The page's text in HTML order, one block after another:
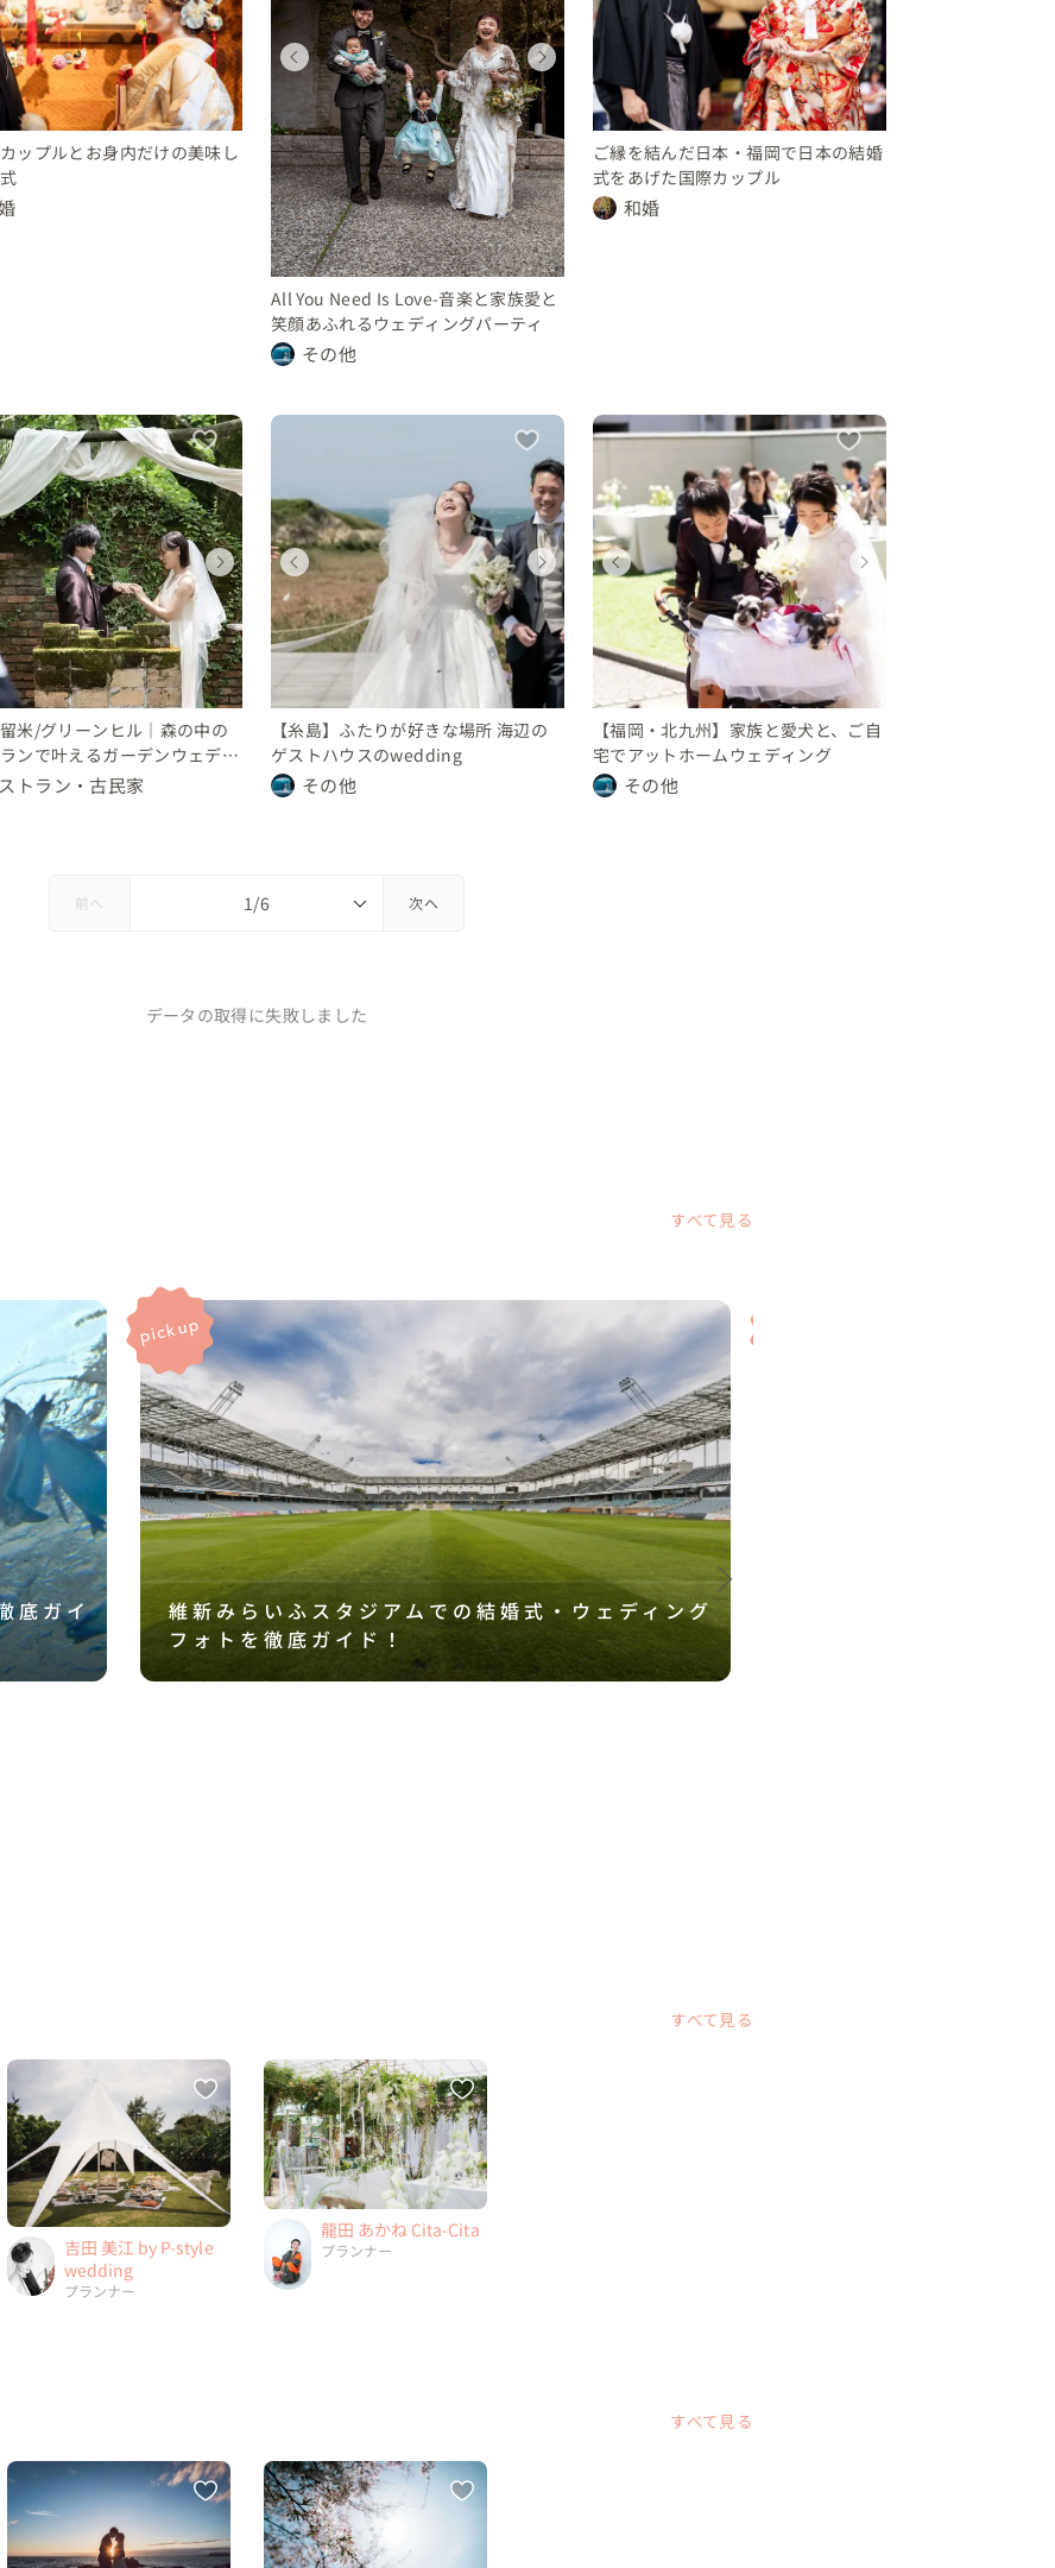
福岡県
10 〜 30 万円
福岡県
10 〜 30 万円
福岡県
10 〜 30 万円
福岡県
100 〜 150 万円
福岡県
100 〜 150 万円
福岡県
100 〜 150 万円
ップルとお身内だけの美味し
ウェディング
福岡県
200 〜 250 万円
ウェディング
福岡県
200 〜 250 万円
ウェディング
福岡県
200 〜 250 万円
All You Need Is Love-音楽と家族愛と
笑顔あふれるウェディングパーティ
その他
福岡県
30 〜 50 万円
福岡県
30 〜 50 万円
福岡県
30 〜 50 万円
ご縁を結んだ日本・福岡で日本の結婚
式をあげた国際カップル
和婚
ウェディング
福岡県
250 〜 300 万円
ウェディング
福岡県
250 〜 300 万円
ウェディング
福岡県
250 〜 300 万円
ウェディング
福岡県
300 〜 350 万円
ウェディング
福岡県
300 〜 350 万円
ウェディング
福岡県
300 〜 350 万円
米/グリーンヒル｜森の中の
ンで叶えるガーデンウェディ
トラン・古民家
ウェディング
福岡県
250 〜 300 万円
ウェディング
福岡県
250 〜 300 万円
ウェディング
福岡県
250 〜 300 万円
【糸島】ふたりが好きな場所 海辺の
ゲストハウスのwedding
その他
ウェディング
福岡県
150 〜 200 万円
ウェディング
福岡県
150 〜 200 万円
ウェディング
福岡県
150 〜 200 万円
【福岡・北九州】家族と愛犬と、ご自
宅でアットホームウェディング
その他
前へ 次へ
データの取得に失敗しました
すべて見る
底ガイ
維新みらいふスタジアムでの結婚式・ウェディング
フォトを徹底ガイド！
すべて見る
吉田 美江 by P-style
wedding
プランナー
龍田 あかね Cita-Cita
プランナー
すべて見る